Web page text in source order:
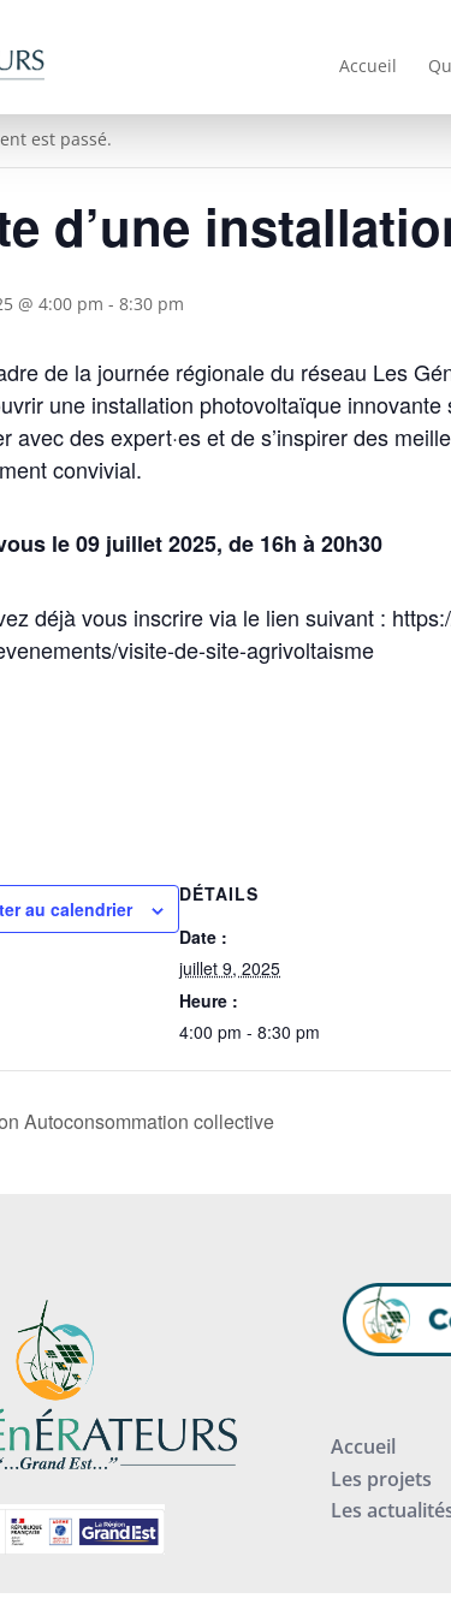
Accueil
est passé.
d’une
@ 4:00 pm - 8:30 pm
de la journée régionale du réseau Les
une installation photovoltaïque
avec des expert·es et de s’inspirer des
convivial.
le 09 juillet 2025, de 16h à 20h30
déjà vous inscrire via le lien suivant :
visite-de-site-agrivoltaisme
au calendrier
DÉTAILS
Date :
juillet 9, 2025
Heure :
4:00 pm - 8:30 pm
Autoconsommation collective
Accueil
Les projets
Les